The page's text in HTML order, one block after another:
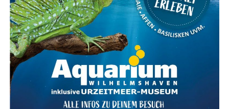
Ent­de­cken Sie Ihr Hand­werk:BauWoLe.deprä­sen­tiert